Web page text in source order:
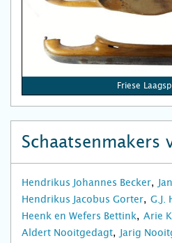
Friese
Schaatsenmakers
Hendrikus Johannes Becker
Hendrikus Jacobus Gorter
G.J.
Heenk en Wefers Bettink
Arie
Aldert Nooitgedagt
Jarig